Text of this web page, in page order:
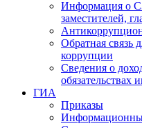
Информация о
заместителей,
Обратная связь
коррупции
Сведения о
обязательствах
ГИА
Приказы